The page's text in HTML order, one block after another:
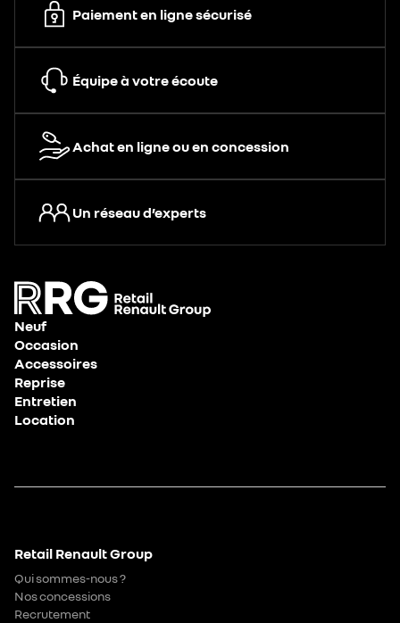
Paiement en ligne sécurisé
Équipe à votre écoute
Achat en ligne ou en concession
Un réseau d’experts
Neuf
Occasion
Accessoires
Reprise
Entretien
Location
Retail Renault Group
Qui sommes-nous ?
Nos concessions
Recrutement